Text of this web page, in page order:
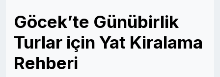
Göcek’te Günübirlik
Turlar için Yat Kiralama
Rehberi